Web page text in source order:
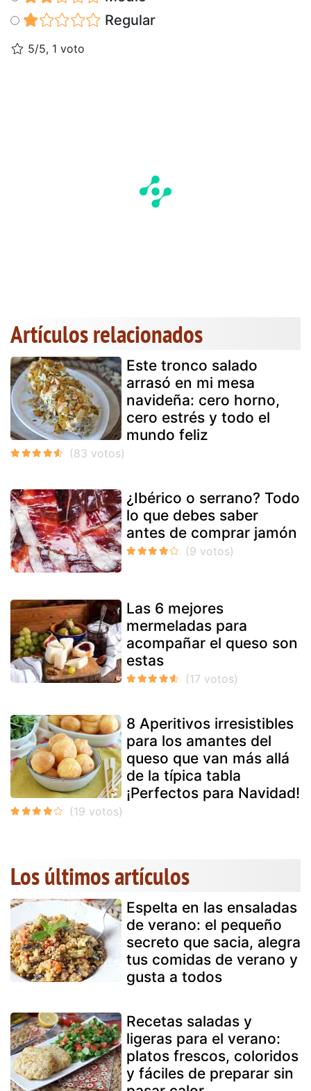
Regular
5/5, 1 voto
Artículos relacionados
Este tronco salado
arrasó en mi mesa
navideña: cero horno,
cero estrés y todo el
mundo feliz
¿Ibérico o serrano? Todo
lo que debes saber
antes de comprar jamón
Las 6 mejores
mermeladas para
acompañar el queso son
estas
8 Aperitivos irresistibles
para los amantes del
queso que van más allá
de la típica tabla
¡Perfectos para Navidad!
Los últimos artículos
Espelta en las ensaladas
de verano: el pequeño
secreto que sacia, alegra
tus comidas de verano y
gusta a todos
Recetas saladas y
ligeras para el verano:
platos frescos, coloridos
y fáciles de preparar sin